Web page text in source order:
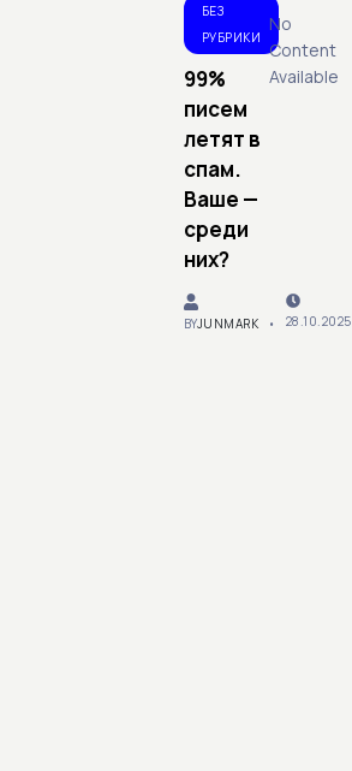
БЕЗ
РУБРИКИ
99%
писем
летят в
спам.
Ваше —
среди
них?
BYJUNMARK 28.10.2025
No
Content
Available